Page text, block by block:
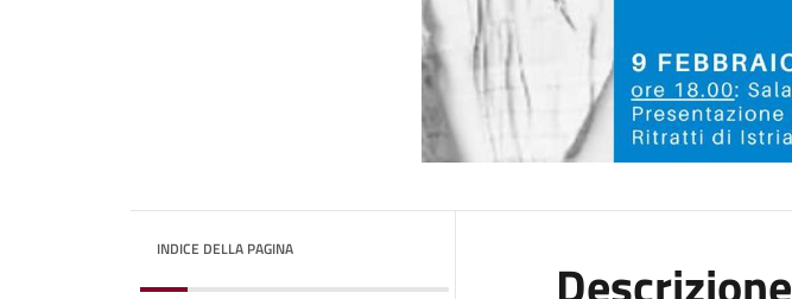
INDICE DELLA PAGINA